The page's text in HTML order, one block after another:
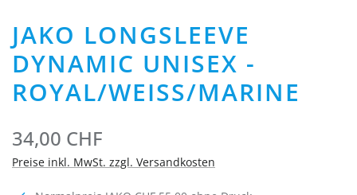
JAKO LONGSLEEVE
DYNAMIC UNISEX -
ROYAL/WEISS/MARINE
34,00 CHF
Preise inkl. MwSt. zzgl. Versandkosten